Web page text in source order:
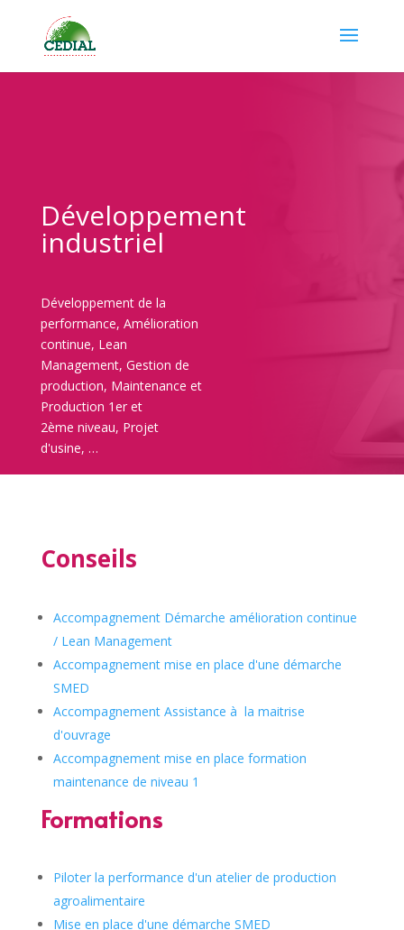
Développement
industriel
Développement de la
performance, Amélioration
continue, Lean
Management, Gestion de
production, Maintenance et
Production 1er et
2ème niveau, Projet
d'usine, …
Formations
Piloter la performance d'un atelier de production
agroalimentaire
Mise en place d'une démarche SMED
Conseils
Accompagnement Démarche amélioration continue
/ Lean Management
Accompagnement mise en place d'une démarche
SMED
Accompagnement Assistance à la maitrise
d'ouvrage
Accompagnement mise en place formation
maintenance de niveau 1